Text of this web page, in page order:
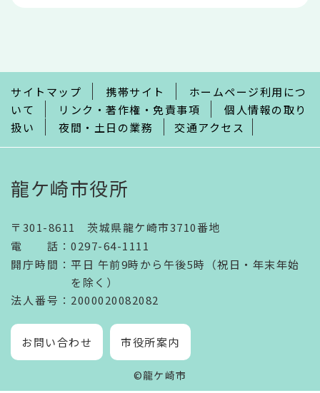
で
サイトマップ 携帯サイト
ホームページ利用につ
いて
リンク・著作権・免責事項
個人情報の取り
扱い
夜間・土日の業務 交通アクセス
龍ケ崎市役所
〒301-8611 茨城県龍ケ崎市3710番地
電話 ： 0297-64-1111
開庁時間 ： 平日 午前9時から午後5時（祝日・年末年始
を除く）
法人番号 ：2000020082082
お問い合わせ 市役所案内
©龍ケ崎市